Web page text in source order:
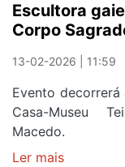
Escultora
Corpo
13-02-2026 | 11:59
Evento decorrerá
Casa-Museu
Macedo.
Ler mais